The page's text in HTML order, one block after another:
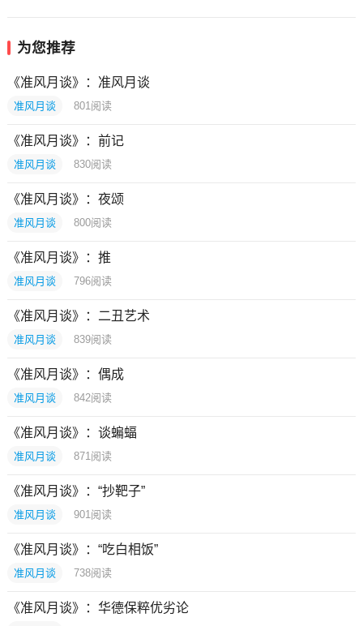
为您推荐
《准风月谈》：准风月谈
准风月谈 801 阅读
《准风月谈》：前记
准风月谈 830阅读
《准风月谈》：夜颂
准风月谈 800阅读
《准风月谈》：推
准风月谈 796阅读
《准风月谈》：二丑艺术
准风月谈 839阅读
《准风月谈》：偶成
准风月谈 842阅读
《准风月谈》：谈蝙蝠
准风月谈 871 阅读
《准风月谈》：“抄靶子”
准风月谈 901 阅读
《准风月谈》：“吃白相饭”
准风月谈 738阅读
《准风月谈》：华德保粹优劣论